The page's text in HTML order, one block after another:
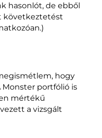
hasonlót, de ebből
következtetést
hogy
Monster portfólió is
mértékű
a vizsgált